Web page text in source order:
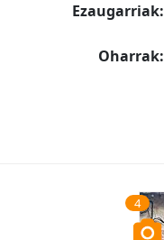
Ezaugarriak:
Oharrak:
4